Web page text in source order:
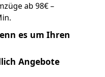
ab 98€ –
es um Ihren
Angebote